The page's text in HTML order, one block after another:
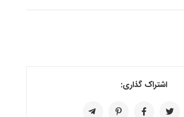
اشتراک گذاری: